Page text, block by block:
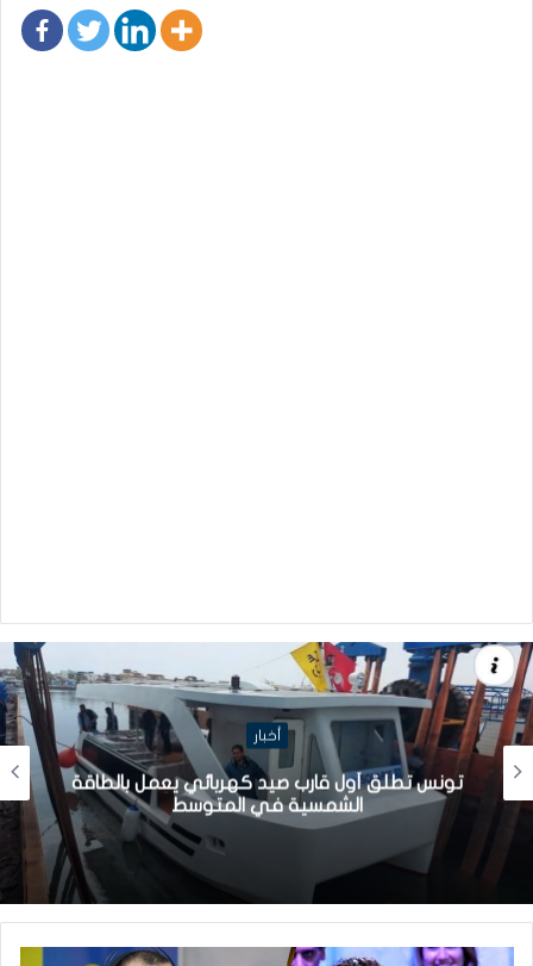
أخبار
تونس تطلق أول قارب صيد كهربائي يعمل بالطاقة
الشمسية في المتوسط